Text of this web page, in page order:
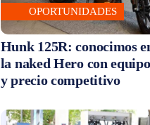
OPORTUNIDADES
Hunk 125R: conocimos
la naked Hero con
y precio competitivo